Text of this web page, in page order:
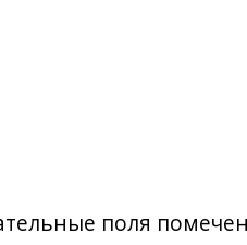
поля